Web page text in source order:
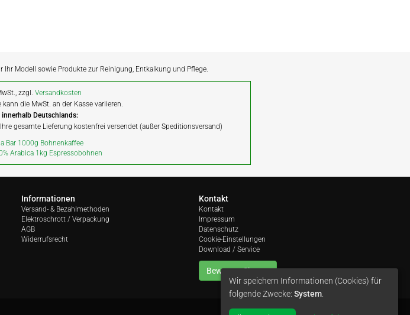
Ihr Modell sowie Produkte zur Reinigung, Entkalkung und Pflege.
zzgl.Versandkosten
die MwSt. an der Kasse variieren.
innerhalb Deutschlands:
gesamte Lieferung kostenfrei versendet (außer Speditionsversand)
Bar 1000g Bohnenkaffee
Arabica 1kg Espressobohnen
Informationen
Versand- & Bezahlmethoden
Elektroschrott / Verpackung
AGB
Widerrufsrecht
Kontakt
Kontakt
Impressum
Datenschutz
Cookie-Einstellungen
Download / Service
Bewerten Sie uns
Wir speichern Informationen (Cookies) für
folgende Zwecke: System